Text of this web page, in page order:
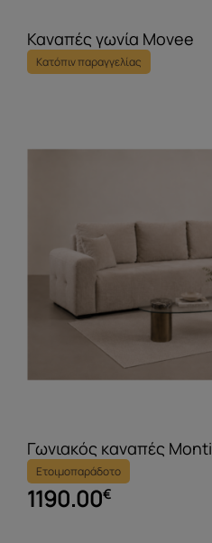
Καναπές γωνία Movee
Κατόπιν παραγγελίας
Γωνιακός καναπές Monti
Ετοιμοπαράδοτο
1190.00€